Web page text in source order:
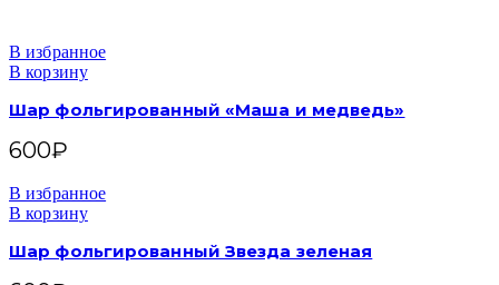
В избранное
В корзину
Шар фольгированный «Маша и медведь»
600₽
В избранное
В корзину
Шар фольгированный Звезда зеленая